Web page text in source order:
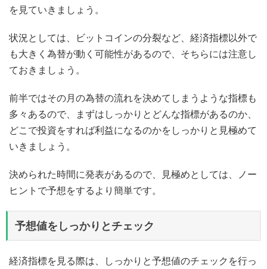
を見ていきましょう。
状況としては、ビットコインの分裂など、経済指標以外で
も大きく為替が動く可能性があるので、そちらには注意し
ておきましょう。
前半ではその月の為替の流れを決めてしまうような指標も
多々あるので、まずはしっかりとどんな指標があるのか、
どこで投資をすれば利益になるのかをしっかりと見極めて
いきましょう。
決められた時間に発表があるので、見極めとしては、ノー
ヒントで予想をするより簡単です。
予想値をしっかりとチェック
経済指標を見る際は、しっかりと予想値のチェックを行っ